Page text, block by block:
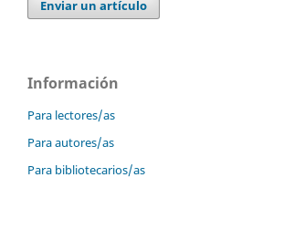
Enviar un artículo
Información
Para lectores/as
Para autores/as
Para bibliotecarios/as